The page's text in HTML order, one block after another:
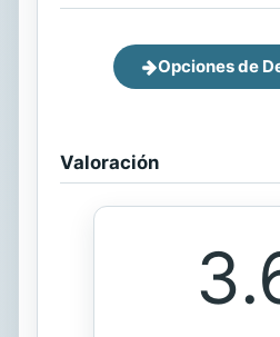
Opciones de
Valoración